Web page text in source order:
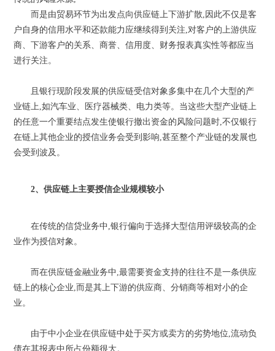
而是由贸易环节为出发点向供应链上下游扩散,因此不仅是客
户自身的信用水平和还款能力应继续得到关注,对客户的上游供应
商、下游客户的关系、商誉、信用度、财务报表真实性等都应当
进行关注。
且银行现阶段发展的供应链受信对象多集中在几个大型的产
业链上,如汽车业、医疗器械类、电力类等。当这些大型产业链上
的任意一个重要结点发生使银行撤出资金的风险问题时,不仅银行
在链上其他企业的授信业务会受到影响,甚至整个产业链的发展也
会受到波及。
2、供应链上主要授信企业规模较小
在传统的信贷业务中,银行偏向于选择大型信用评级较高的企
业作为授信对象。
而在供应链金融业务中,最需要资金支持的往往不是一条供应
链上的核心企业,而是其上下游的供应商、分销商等相对小的企
业。
由于中小企业在供应链中处于买方或卖方的劣势地位,流动负
债在其报表中所占份额很大。